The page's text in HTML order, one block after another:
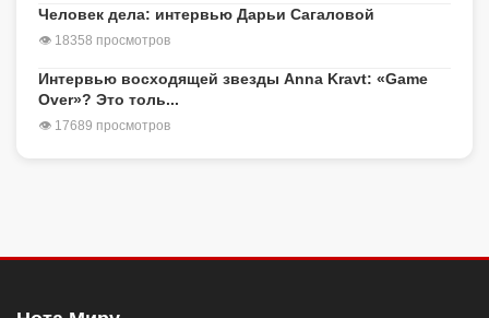
Человек дела: интервью Дарьи Сагаловой
👁 18358 просмотров
Интервью восходящей звезды Anna Kravt: «Game
Over»? Это толь...
👁 17689 просмотров